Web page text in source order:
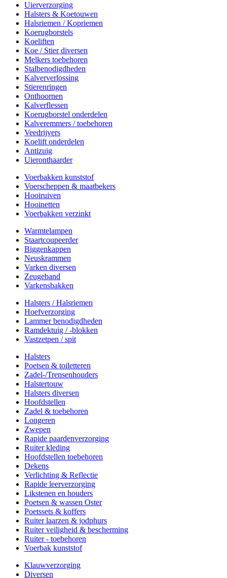
Uierverzorging
Halsters & Koetouwen
Halsriemen / Kopriemen
Koerugborstels
Koeliften
Koe / Stier diversen
Melkers toebehoren
Stalbenodigdheden
Kalververlossing
Stierenringen
Onthoornen
Kalverflessen
Koerugborstel onderdelen
Kalveremmers / toebehoren
Veedrijvers
Koelift onderdelen
Antizuig
Uieronthaarder
Voerbakken kunststof
Voerscheppen & maatbekers
Hooiruiven
Hooinetten
Voerbakken verzinkt
Warmtelampen
Staartcoupeerder
Biggenkappen
Neuskrammen
Varken diversen
Zeugeband
Varkensbakken
Halsters / Halsriemen
Hoefverzorging
Lammer benodigdheden
Ramdektuig / -blokken
Vastzetpen / spit
Halsters
Poetsen & toiletteren
Zadel-/Trensenhouders
Halstertouw
Halsters diversen
Hoofdstellen
Zadel & toebehoren
Longeren
Zwepen
Rapide paardenverzorging
Ruiter kleding
Hoofdstellen toebehoren
Dekens
Verlichting & Reflectie
Rapide leerverzorging
Likstenen en houders
Poetsen & wassen Oster
Poetssets & koffers
Ruiter laarzen & jodphurs
Ruiter veiligheid & bescherming
Ruiter - toebehoren
Voerbak kunststof
Klauwverzorging
Diversen